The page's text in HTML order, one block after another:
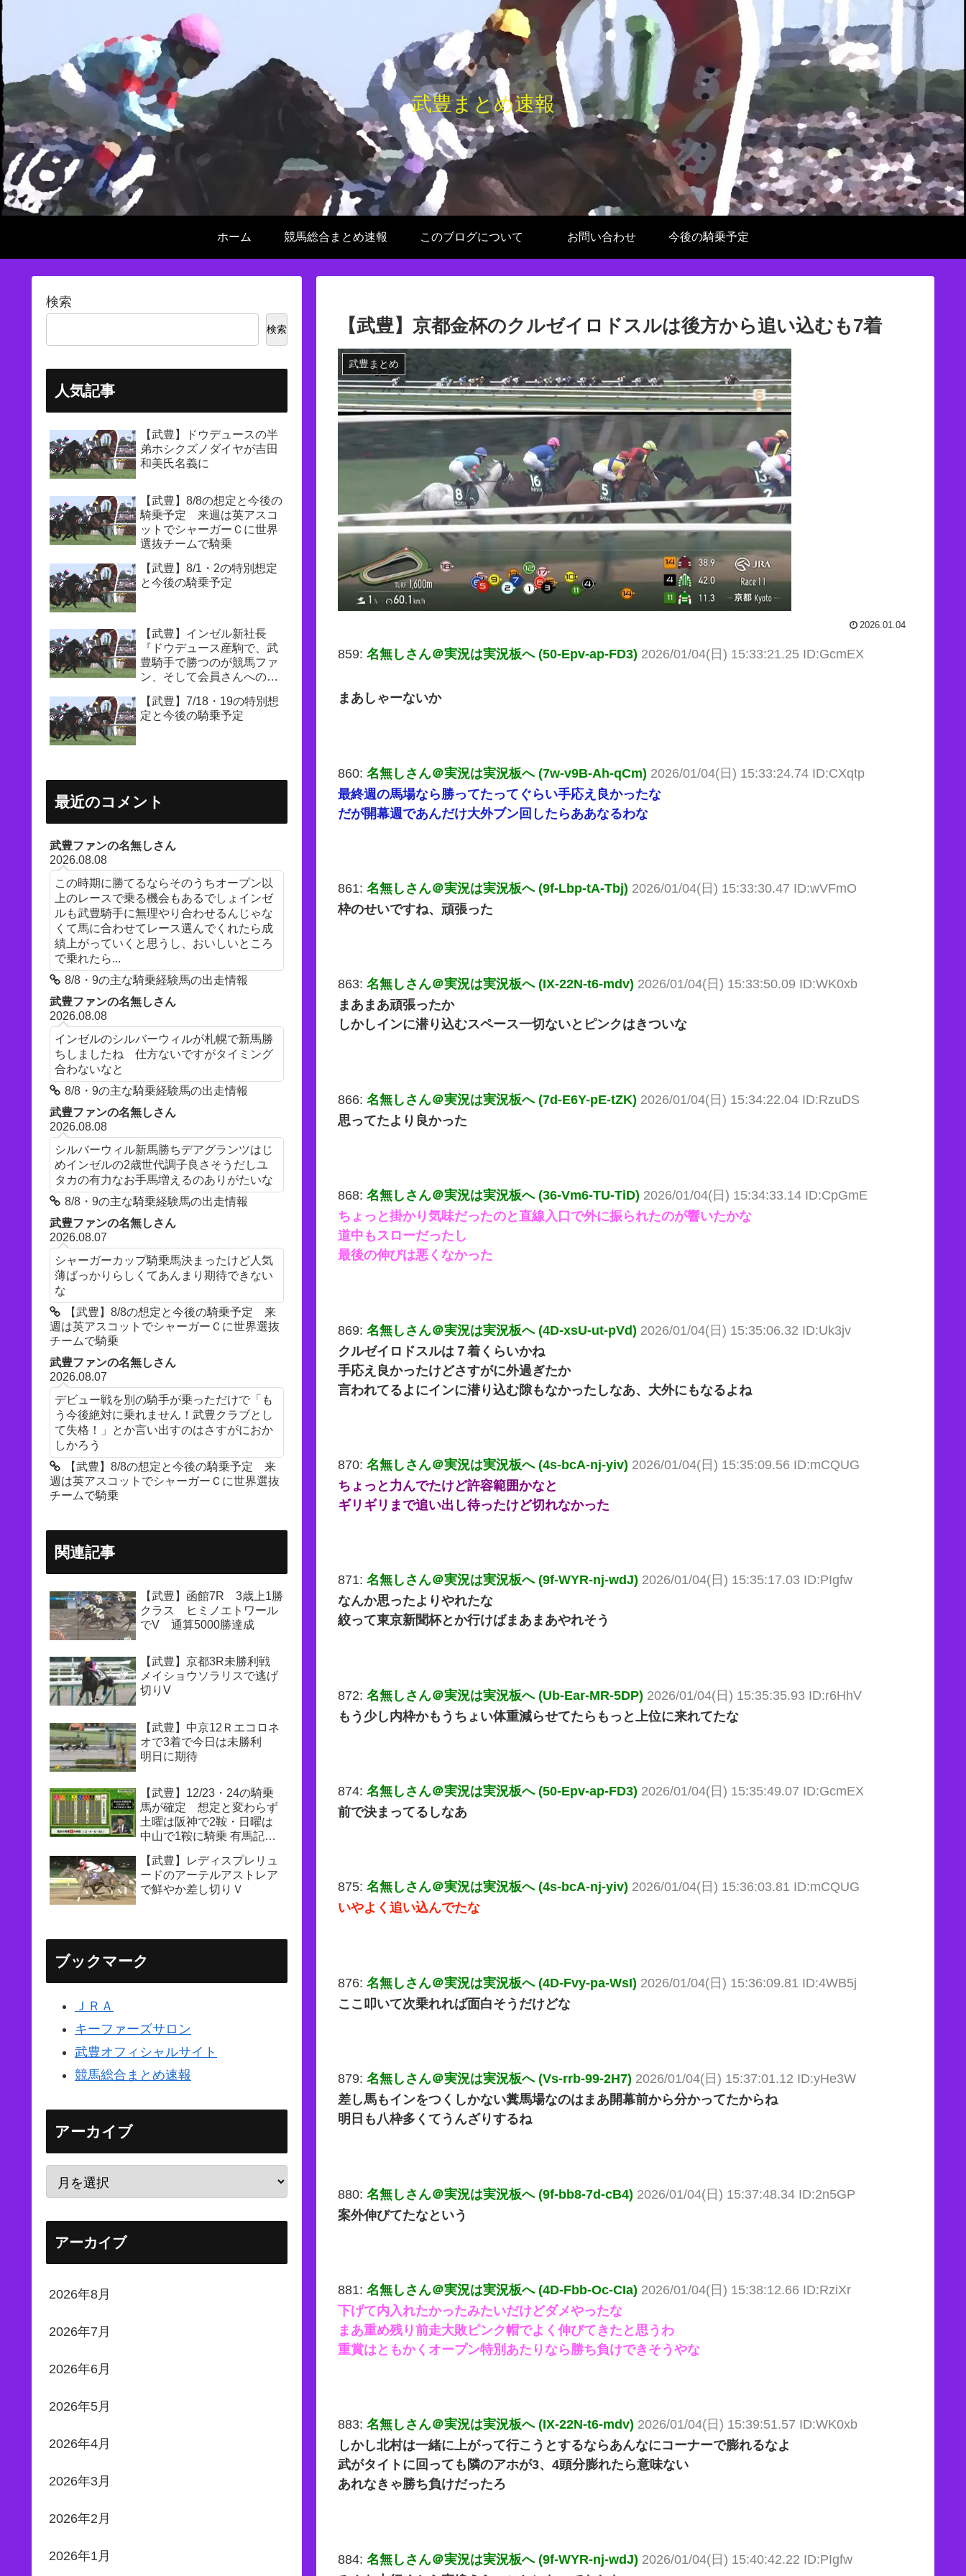
武豊まとめ速報
ホーム 競馬総合まとめ速報 このブログについて お問い合わせ 今後の騎乗予定
【武豊】京都金杯のクルゼイロドスルは後方から追い込むも7着
武豊まとめ
2026.01.04
859: 名無しさん＠実況は実況板へ (50-Epv-ap-FD3) 2026/01/04(日) 15:33:21.25 ID:GcmEX
まあしゃーないか
860: 名無しさん＠実況は実況板へ (7w-v9B-Ah-qCm) 2026/01/04(日) 15:33:24.74 ID:CXqtp
最終週の馬場なら勝ってたってぐらい手応え良かったな
だが開幕週であんだけ大外ブン回したらああなるわな
861: 名無しさん＠実況は実況板へ (9f-Lbp-tA-Tbj) 2026/01/04(日) 15:33:30.47 ID:wVFmO
枠のせいですね、頑張った
863: 名無しさん＠実況は実況板へ (IX-22N-t6-mdv) 2026/01/04(日) 15:33:50.09 ID:WK0xb
まあまあ頑張ったか
しかしインに潜り込むスペース一切ないとピンクはきついな
866: 名無しさん＠実況は実況板へ (7d-E6Y-pE-tZK) 2026/01/04(日) 15:34:22.04 ID:RzuDS
思ってたより良かった
868: 名無しさん＠実況は実況板へ (36-Vm6-TU-TiD) 2026/01/04(日) 15:34:33.14 ID:CpGmE
ちょっと掛かり気味だったのと直線入口で外に振られたのが響いたかな
道中もスローだったし
最後の伸びは悪くなかった
869: 名無しさん＠実況は実況板へ (4D-xsU-ut-pVd) 2026/01/04(日) 15:35:06.32 ID:Uk3jv
クルゼイロドスルは７着くらいかね
手応え良かったけどさすがに外過ぎたか
言われてるよにインに潜り込む隙もなかったしなあ、大外にもなるよね
870: 名無しさん＠実況は実況板へ (4s-bcA-nj-yiv) 2026/01/04(日) 15:35:09.56 ID:mCQUG
ちょっと力んでたけど許容範囲かなと
ギリギリまで追い出し待ったけど切れなかった
871: 名無しさん＠実況は実況板へ (9f-WYR-nj-wdJ) 2026/01/04(日) 15:35:17.03 ID:PIgfw
なんか思ったよりやれたな
絞って東京新聞杯とか行けばまあまあやれそう
872: 名無しさん＠実況は実況板へ (Ub-Ear-MR-5DP) 2026/01/04(日) 15:35:35.93 ID:r6HhV
もう少し内枠かもうちょい体重減らせてたらもっと上位に来れてたな
874: 名無しさん＠実況は実況板へ (50-Epv-ap-FD3) 2026/01/04(日) 15:35:49.07 ID:GcmEX
前で決まってるしなあ
875: 名無しさん＠実況は実況板へ (4s-bcA-nj-yiv) 2026/01/04(日) 15:36:03.81 ID:mCQUG
いやよく追い込んでたな
876: 名無しさん＠実況は実況板へ (4D-Fvy-pa-WsI) 2026/01/04(日) 15:36:09.81 ID:4WB5j
ここ叩いて次乗れれば面白そうだけどな
879: 名無しさん＠実況は実況板へ (Vs-rrb-99-2H7) 2026/01/04(日) 15:37:01.12 ID:yHe3W
差し馬もインをつくしかない糞馬場なのはまあ開幕前から分かってたからね
明日も八枠多くてうんざりするね
880: 名無しさん＠実況は実況板へ (9f-bb8-7d-cB4) 2026/01/04(日) 15:37:48.34 ID:2n5GP
案外伸びてたなという
881: 名無しさん＠実況は実況板へ (4D-Fbb-Oc-CIa) 2026/01/04(日) 15:38:12.66 ID:RziXr
下げて内入れたかったみたいだけどダメやったな
まあ重め残り前走大敗ピンク帽でよく伸びてきたと思うわ
重賞はともかくオープン特別あたりなら勝ち負けできそうやな
883: 名無しさん＠実況は実況板へ (IX-22N-t6-mdv) 2026/01/04(日) 15:39:51.57 ID:WK0xb
しかし北村は一緒に上がって行こうとするならあんなにコーナーで膨れるなよ
武がタイトに回っても隣のアホが3、4頭分膨れたら意味ない
あれなきゃ勝ち負けだったろ
884: 名無しさん＠実況は実況板へ (9f-WYR-nj-wdJ) 2026/01/04(日) 15:40:42.22 ID:PIgfw
検索
検索
人気記事
【武豊】ドウデュースの半
弟ホシクズノダイヤが吉田
和美氏名義に
【武豊】8/8の想定と今後の
騎乗予定 来週は英アスコ
ットでシャーガーＣに世界
選抜チームで騎乗
【武豊】8/1・2の特別想定
と今後の騎乗予定
【武豊】インゼル新社長
『ドウデュース産駒で、武
豊騎手で勝つのが競馬ファ
ン、そして会員さんへの一
【武豊】7/18・19の特別想
定と今後の騎乗予定
最近のコメント
武豊ファンの名無しさん
2026.08.08
この時期に勝てるならそのうちオープン以
上のレースで乗る機会もあるでしょインゼ
ルも武豊騎手に無理やり合わせるんじゃな
くて馬に合わせてレース選んでくれたら成
績上がっていくと思うし、おいしいところ
で乗れたら...
8/8・9の主な騎乗経験馬の出走情報
武豊ファンの名無しさん
2026.08.08
インゼルのシルバーウィルが札幌で新馬勝
ちしましたね 仕方ないですがタイミング
合わないなと
8/8・9の主な騎乗経験馬の出走情報
武豊ファンの名無しさん
2026.08.08
シルバーウィル新馬勝ちデアグランツはじ
めインゼルの2歳世代調子良さそうだしユ
タカの有力なお手馬増えるのありがたいな
8/8・9の主な騎乗経験馬の出走情報
武豊ファンの名無しさん
2026.08.07
シャーガーカップ騎乗馬決まったけど人気
薄ばっかりらしくてあんまり期待できない
な
【武豊】8/8の想定と今後の騎乗予定 来
週は英アスコットでシャーガーＣに世界選抜
チームで騎乗
武豊ファンの名無しさん
2026.08.07
デビュー戦を別の騎手が乗っただけで「も
う今後絶対に乗れません！武豊クラブとし
て失格！」とか言い出すのはさすがにおか
しかろう
【武豊】8/8の想定と今後の騎乗予定 来
週は英アスコットでシャーガーＣに世界選抜
チームで騎乗
関連記事
【武豊】函館7R 3歳上1勝
クラス ヒミノエトワール
でV 通算5000勝達成
【武豊】京都3R未勝利戦
メイショウソラリスで逃げ
切りV
【武豊】中京12Ｒエコロネ
オで3着で今日は未勝利
明日に期待
【武豊】12/23・24の騎乗
馬が確定 想定と変わらず
土曜は阪神で2鞍・日曜は
中山で1鞍に騎乗 有馬記念
【武豊】レディスプレリュ
ードのアーテルアストレア
で鮮やか差し切りＶ
ブックマーク
ＪＲＡ
キーファーズサロン
武豊オフィシャルサイト
競馬総合まとめ速報
アーカイブ
アーカイブ
2026年8月
2026年7月
2026年6月
2026年5月
2026年4月
2026年3月
2026年2月
2026年1月